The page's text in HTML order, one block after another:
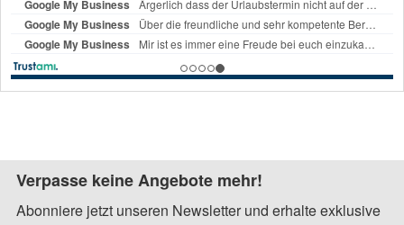
Verpasse keine Angebote mehr!
Abonniere jetzt unseren Newsletter und erhalte exklusive